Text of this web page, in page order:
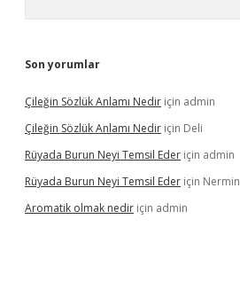
Son yorumlar
Çileğin Sözlük Anlamı Nedir için admin
Çileğin Sözlük Anlamı Nedir için Deli
Rüyada Burun Neyi Temsil Eder için admin
Rüyada Burun Neyi Temsil Eder için Nermin
Aromatik olmak nedir için admin